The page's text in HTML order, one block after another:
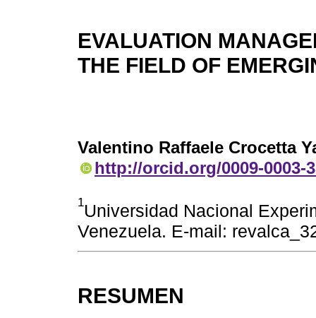
EVALUATION
THE FIELD OF
Valentino Raffaele Crocetta
http://orcid.org/0009-0003-
1Universidad Nacional
Venezuela. E-mail:
RESUMEN